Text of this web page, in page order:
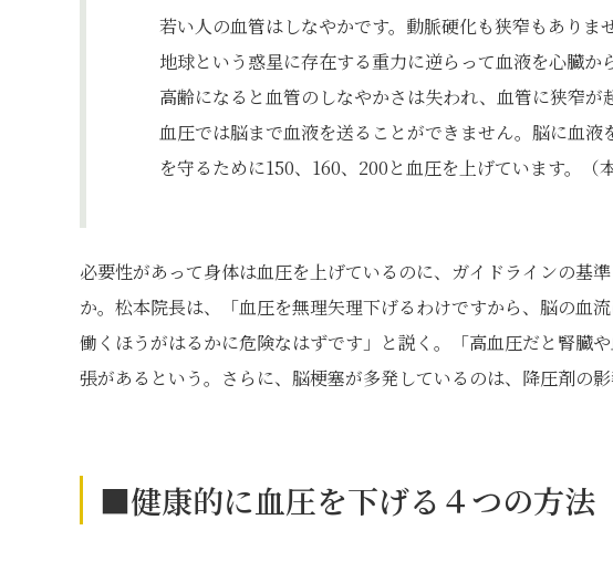
若い人の血管はしなやかです。動脈硬化も狭窄もありま
地球という惑星に存在する重力に逆らって血液を心臓
高齢になると血管のしなやかさは失われ、血管に狭窄
血圧では脳まで血液を送ることができません。脳に血
を守るために150、160、200と血圧を上げています。（
必要性があって身体は血圧を上げているのに、ガイドラインの基
か。松本院長は、「血圧を無理矢理下げるわけですから、脳の血
働くほうがはるかに危険なはずです」と説く。「高血圧だと腎臓
張があるという。さらに、脳梗塞が多発しているのは、降圧剤の影
■健康的に血圧を下げる４つの方法